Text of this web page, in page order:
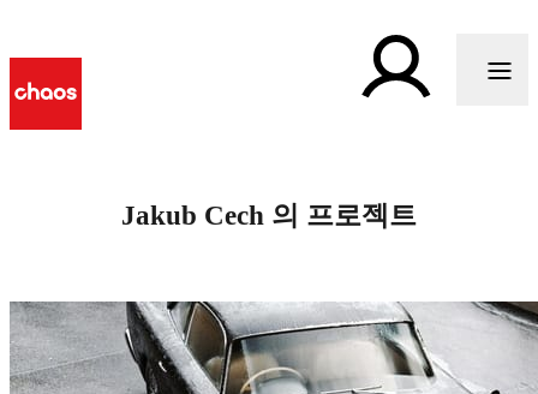
Jakub Cech 의 프로젝트